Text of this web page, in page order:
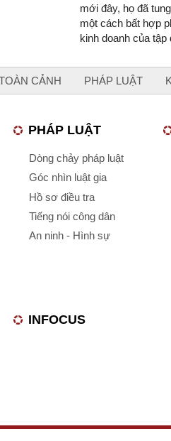
mới đây, họ đã
một cách bất hợp
kinh doanh của tập
CẢNH PHÁP LUẬT
PHÁP LUẬT
Dòng chảy pháp luật
Góc nhìn luật gia
Hồ sơ điều tra
Tiếng nói công dân
An ninh - Hình sự
INFOCUS